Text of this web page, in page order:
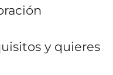
y quieres